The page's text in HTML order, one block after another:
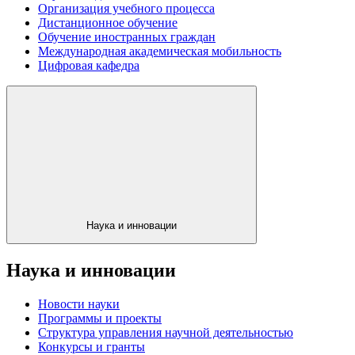
Организация учебного процесса
Дистанционное обучение
Обучение иностранных граждан
Международная академическая мобильность
Цифровая кафедра
Наука и инновации
Наука и инновации
Новости науки
Программы и проекты
Структура управления научной деятельностью
Конкурсы и гранты